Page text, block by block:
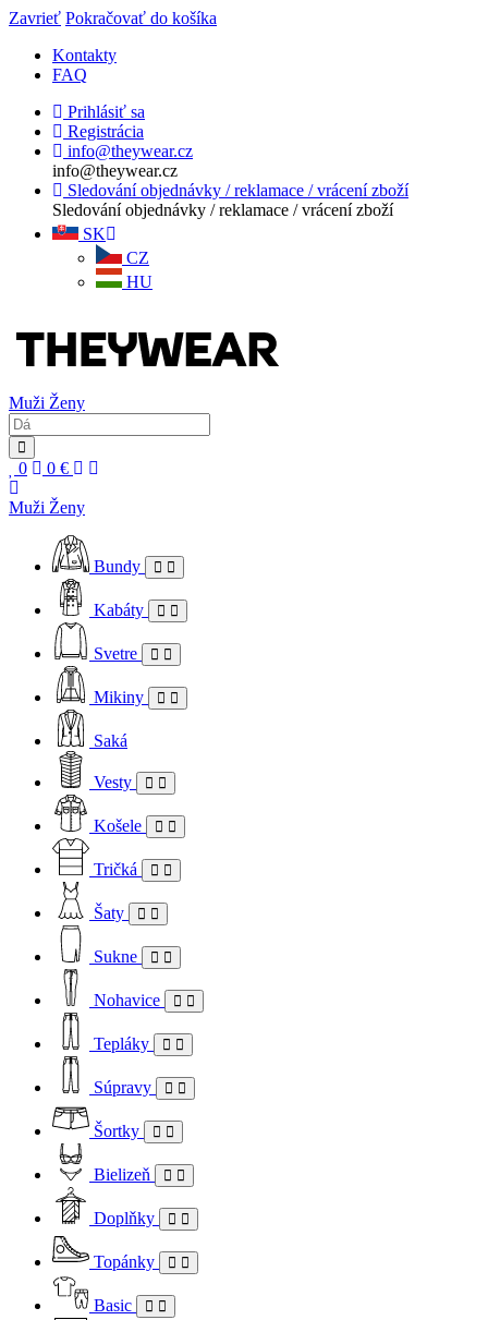
Zavrieť Pokračovať do košíka
Kontakty
FAQ
Prihlásiť sa
Registrácia
info@theywear.cz
info@theywear.cz
Sledování objednávky / reklamace / vrácení zboží
Sledování objednávky / reklamace / vrácení zboží
SK
CZ
HU
Muži Ženy
0 0 €
Muži Ženy
Bundy
Kabáty
Svetre
Mikiny
Saká
Vesty
Košele
Tričká
Šaty
Sukne
Nohavice
Tepláky
Súpravy
Šortky
Bielizeň
Doplňky
Topánky
Basic